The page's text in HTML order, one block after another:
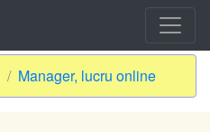
Manager, lucru online